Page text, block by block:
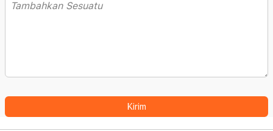
Kirim